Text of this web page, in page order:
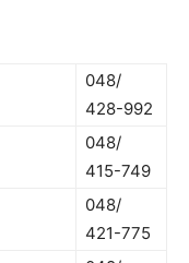
048/
428-992
048/
415-749
048/
421-775